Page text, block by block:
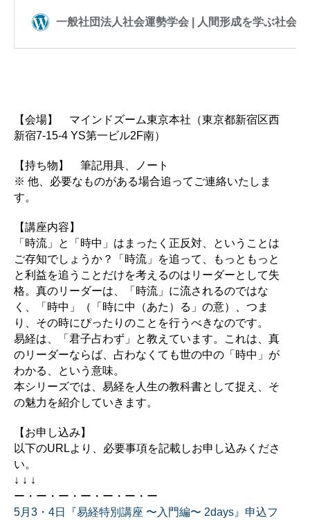
【会場】 マインドズーム東京本社（東京都新宿区西
新宿7-15-4 YS第一ビル2F南）
【持ち物】 筆記用具、ノート
※ 他、必要なものがある場合追ってご連絡いたしま
す。
【講座内容】
「時流」と「時中」はまったく正反対、ということは
ご存知でしょうか？「時流」を追って、もっともっと
と利益を追うことだけを考えるのはリーダーとして失
格。真のリーダーは、「時流」に流されるのではな
く、「時中」（「時に中（あた）る」の意）、つま
り、その時にぴったりのことを行うべきなのです。
易経は、「君子占わず」と教えています。これは、真
のリーダーならば、占わなくても世の中の「時中」が
わかる、という意味。
本シリーズでは、易経を人生の教科書として捉え、そ
の魅力を紹介していきます。
【お申し込み】
以下のURLより、必要事項を記載しお申し込みくださ
い。
↓ ↓ ↓
ー・ー・ー・ー・ー・ー・ー
5月3・4日『易経特別講座 〜入門編〜 2days』申込フ